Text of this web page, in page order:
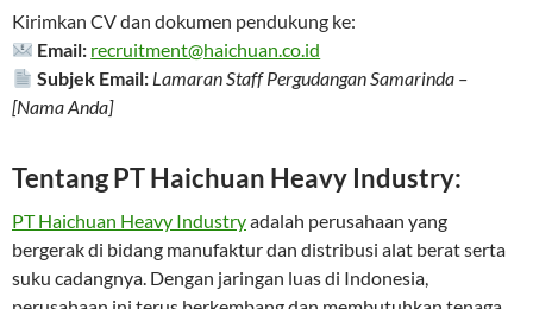
Kirimkan CV dan dokumen pendukung ke:
Email: recruitment@haichuan.co.id
Subjek Email: Lamaran Staff Pergudangan Samarinda –
[Nama Anda]
Tentang PT Haichuan Heavy Industry:
PT Haichuan Heavy Industryadalah perusahaan yang
bergerak di bidang manufaktur dan distribusi alat berat serta
suku cadangnya. Dengan jaringan luas di Indonesia,